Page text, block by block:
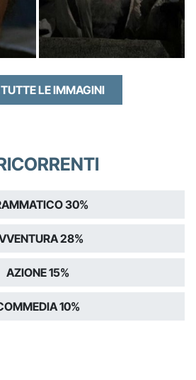
LE IMMAGINI
30%
28%
AZIONE 15%
10%